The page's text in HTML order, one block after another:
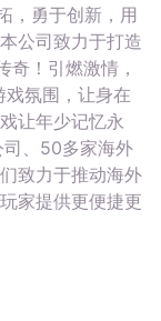
，勇于创新，用
公司致力于打造
奇！引燃激情，
戏氛围，让身在
让年少记忆永
、50多家海外
致力于推动海外
家提供更便捷更